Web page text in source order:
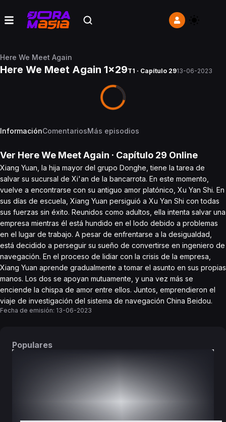
Here We Meet Again
Here We Meet Again 1x29T1 · Capítulo 2913-06-2023
InformaciónComentariosMás episodios
Ver Here We Meet Again · Capítulo 29 Online
Xiang Yuan, la hija mayor del grupo Donghe, tiene la tarea de
salvar su sucursal de Xi'an de la bancarrota. En este momento,
vuelve a encontrarse con su antiguo amor platónico, Xu Yan Shi. En
sus días de escuela, Xiang Yuan persiguió a Xu Yan Shi con todas
sus fuerzas sin éxito. Reunidos como adultos, ella intenta salvar una
empresa mientras él está hundido en el lodo debido a problemas
en el lugar de trabajo. A pesar de enfrentarse a la desigualdad,
está decidido a perseguir su sueño de convertirse en ingeniero de
navegación. En el proceso de lidiar con la crisis de la empresa,
Xiang Yuan aprende gradualmente a tomar el asunto en sus propias
manos. Los dos se apoyan mutuamente, y una vez más se
enciende la chispa de amor entre ellos. Juntos, emprendieron el
viaje de investigación del sistema de navegación China Beidou.
Fecha de emisión: 13-06-2023
Populares